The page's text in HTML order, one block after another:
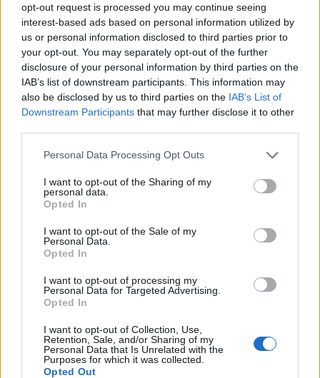
opt-out request is processed you may continue seeing
interest-based ads based on personal information utilized by
us or personal information disclosed to third parties prior to
your opt-out. You may separately opt-out of the further
disclosure of your personal information by third parties on the
IAB’s list of downstream participants. This information may
also be disclosed by us to third parties on the IAB’s List of
Downstream Participants that may further disclose it to other
Personal Data Processing Opt Outs
I want to opt-out of the Sharing of my
personal data.
Opted In
I want to opt-out of the Sale of my
Personal Data.
Opted In
I want to opt-out of processing my
Personal Data for Targeted Advertising.
Opted In
I want to opt-out of Collection, Use,
Retention, Sale, and/or Sharing of my
Personal Data that Is Unrelated with the
Purposes for which it was collected.
Opted Out
Le ultime notizie di Massafra
notte dei Vasconnessi
MASSAFRA